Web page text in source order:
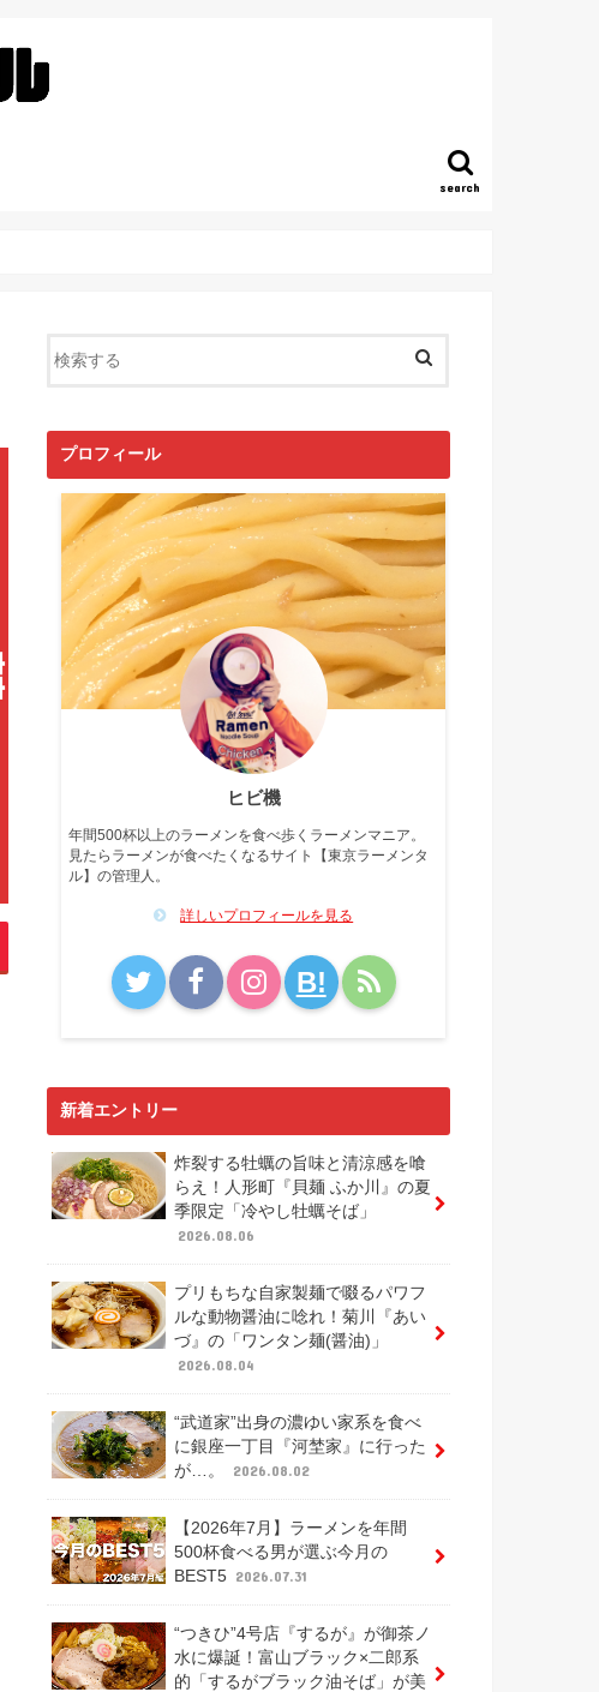
search
プロフィール
ヒビ機
年間500杯以上のラーメンを食べ歩くラーメンマニア。
見たらラーメンが食べたくなるサイト【東京ラーメンタ
ル】の管理人。
詳しいプロフィールを見る
B!
新着エントリー
炸裂する牡蠣の旨味と清涼感を喰
らえ！人形町『貝麺 ふか川』の夏
季限定「冷やし牡蠣そば」
2026.08.06
プリもちな自家製麺で啜るパワフ
ルな動物醤油に唸れ！菊川『あい
づ』の「ワンタン麺(醤油)」
2026.08.04
“武道家”出身の濃ゆい家系を食べ
に銀座一丁目『河埜家』に行った
が…。
2026.08.02
【2026年7月】ラーメンを年間
500杯食べる男が選ぶ今月の
BEST5 2026.07.31
“つきひ”4号店『するが』が御茶ノ
水に爆誕！富山ブラック×二郎系
的「するがブラック油そば」が美